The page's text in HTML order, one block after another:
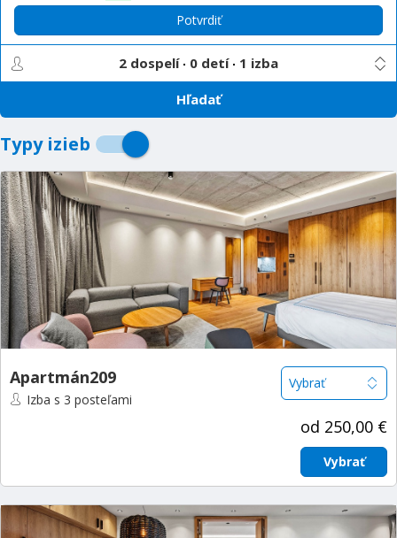
Potvrdiť
2 dospelí 0 detí 1 izba
Hľadať
Typy izieb
Apartmán209
Izba s 3 posteľami
od 250,00 €
Vybrať